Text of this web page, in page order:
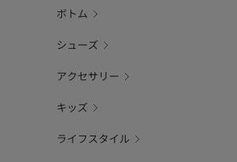
ボトム
シューズ
アクセサリー
キッズ
ライフスタイル